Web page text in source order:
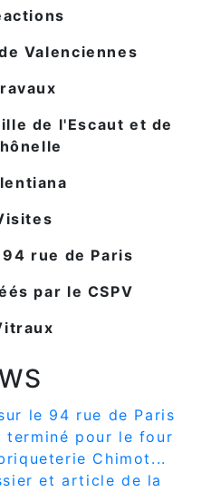
Valenciennes
de l'Escaut et de
rue de Paris
par le CSPV
le 94 rue de Paris
pour le four
Chimot...
et article de la